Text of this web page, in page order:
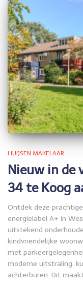
HUIJSEN MAKELAAR
Nieuw in de
34 te Koog
Ontdek deze
energielabel A+ in
uitstekend
kindvriendelijke
met
moderne uitstraling,
achterburen. Dit